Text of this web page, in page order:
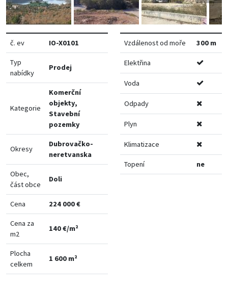
č. ev IO-X0101
Typ
nabídky
Prodej
Kategorie
Komerční
objekty,
Stavební
pozemky
Okresy
Dubrovačko-
neretvanska
Obec,
část obce
Doli
Cena 224 000 €
Cena za
m2
140 €/m²
Plocha
celkem
1 600 m²
Vzdálenost od moře 300 m
Elektřina
Voda
Odpady
Plyn
Klimatizace
Topení ne